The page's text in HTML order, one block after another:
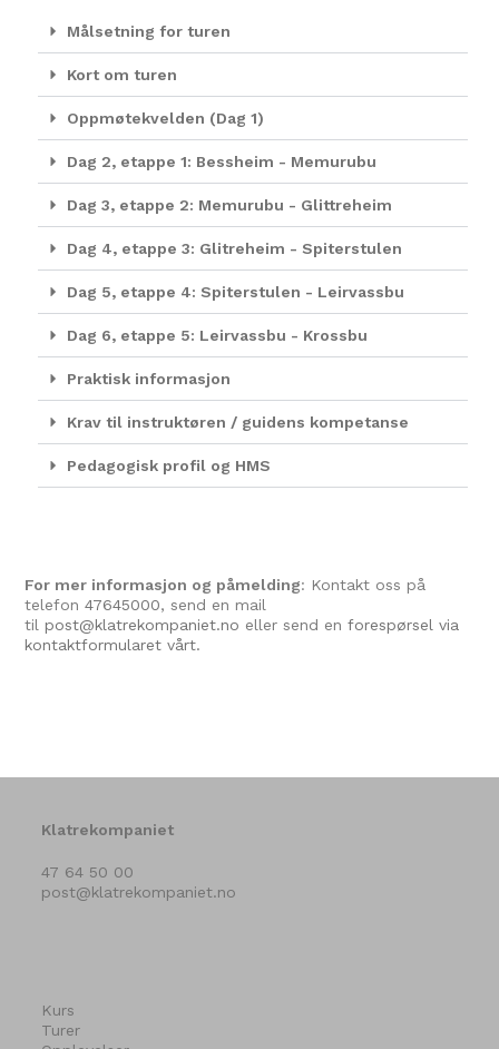
Målsetning for turen
Kort om turen
Oppmøtekvelden (Dag 1)
Dag 2, etappe 1: Bessheim - Memurubu
Dag 3, etappe 2: Memurubu - Glittreheim
Dag 4, etappe 3: Glitreheim - Spiterstulen
Dag 5, etappe 4: Spiterstulen - Leirvassbu
Dag 6, etappe 5: Leirvassbu - Krossbu
Praktisk informasjon
Krav til instruktøren / guidens kompetanse
Pedagogisk profil og HMS
For mer informasjon og påmelding: Kontakt oss på
telefon47645000, send en mail
til post@klatrekompaniet.no eller send enforespørsel via
kontaktformularet vårt.
Klatrekompaniet
47 64 50 00
post@klatrekompaniet.no
Kurs
Turer